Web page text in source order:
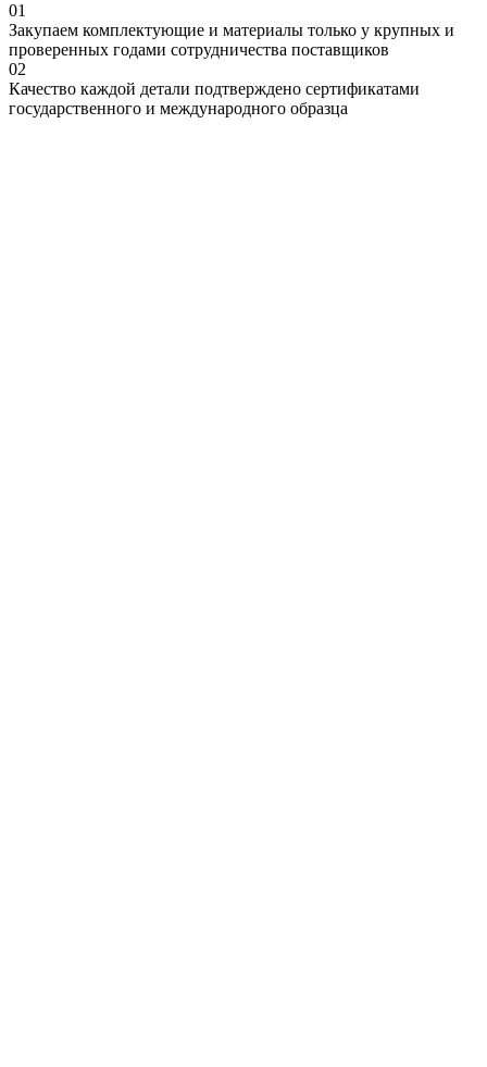
01
Закупаем комплектующие и материалы только у крупных и
проверенных годами сотрудничества поставщиков
02
Качество каждой детали подтверждено сертификатами
государственного и международного образца